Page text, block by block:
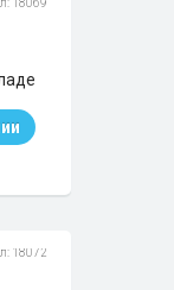
18069
18072